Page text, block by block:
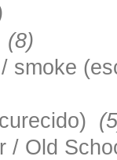
(8)
/ smoke
/ Old